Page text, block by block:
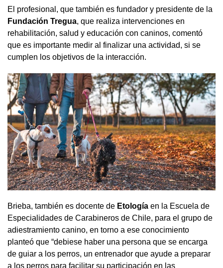
El profesional, que también es fundador y presidente de la
Fundación Tregua, que realiza intervenciones en
rehabilitación, salud y educación con caninos, comentó
que es importante medir al finalizar una actividad, si se
cumplen los objetivos de la interacción.
Brieba, también es docente de Etología en la Escuela de
Especialidades de Carabineros de Chile, para el grupo de
adiestramiento canino, en torno a ese conocimiento
planteó que “debiese haber una persona que se encarga
de guiar a los perros, un entrenador que ayude a preparar
a los perros para facilitar su participación en las